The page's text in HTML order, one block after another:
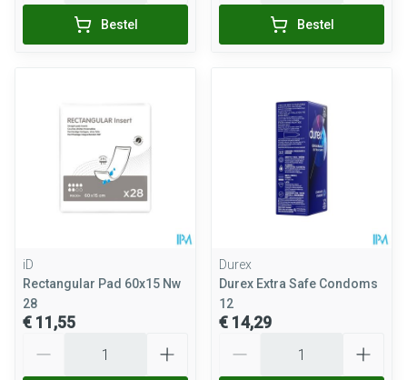
Bestel Bestel
iD
Rectangular Pad 60x15 Nw
28
€ 11,55
Durex
Durex Extra Safe Condoms
12
€ 14,29